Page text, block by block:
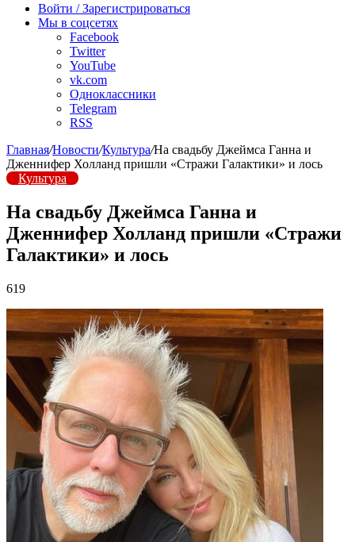
радио
Войти / Зарегистрироваться
Мы в соцсетях
Facebook
Twitter
YouTube
vk.com
Одноклассники
Telegram
RSS
Главная/Новости/Культура/На свадьбу Джеймса Ганна и
Дженнифер Холланд пришли «Стражи Галактики» и лось
Культура
На свадьбу Джеймса Ганна и
Дженнифер Холланд пришли «Стражи
Галактики» и лось
619